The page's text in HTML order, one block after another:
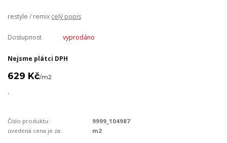
restyle / remix celý popis
Dostupnost vyprodáno
Nejsme plátci DPH
629 Kč/m2
.
Číslo produktu:
9999_104987
uvedená cena je za:
m2